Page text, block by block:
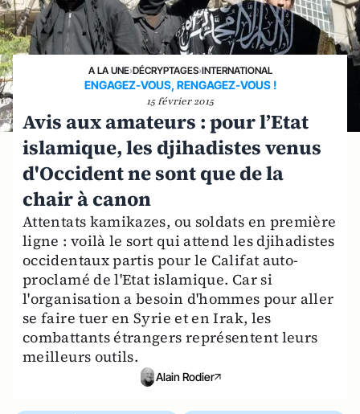
A LA UNE›DÉCRYPTAGES›INTERNATIONAL
ENGAGEZ-VOUS, RENGAGEZ-VOUS !
15 février 2015
Avis aux amateurs : pour l’Etat
islamique, les djihadistes venus
d'Occident ne sont que de la
chair à canon
Attentats kamikazes, ou soldats en première
ligne : voilà le sort qui attend les djihadistes
occidentaux partis pour le Califat auto-
proclamé de l'Etat islamique. Car si
l'organisation a besoin d'hommes pour aller
se faire tuer en Syrie et en Irak, les
combattants étrangers représentent leurs
meilleurs outils.
Alain Rodier